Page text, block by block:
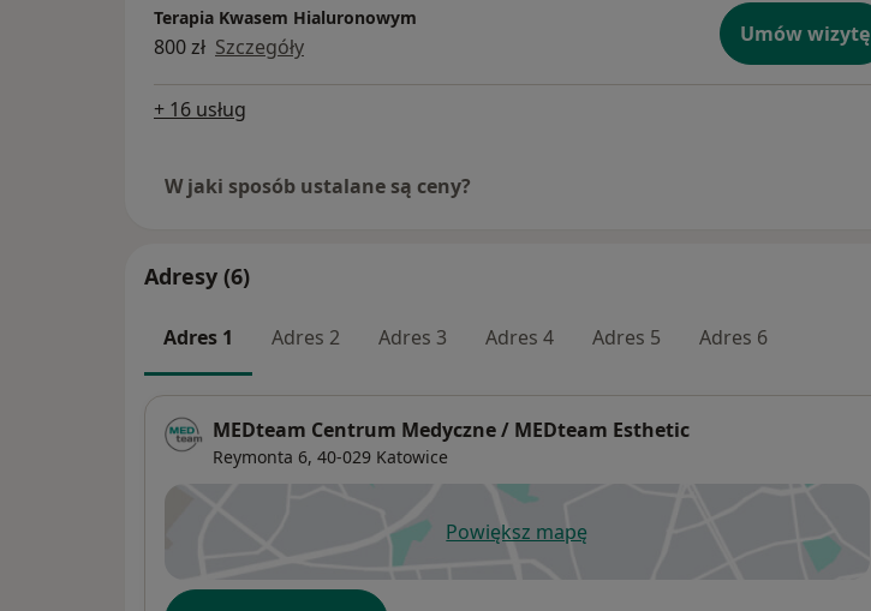
Terapia Kwasem Hialuronowym
800 zł Szczegóły Umów wizytę
+ 16 usług
W jaki sposób ustalane są ceny?
Adresy (6)
Adres 1 Adres 2 Adres 3 Adres 4 Adres 5 Adres 6
MEDteam Centrum Medyczne / MEDteam Esthetic
Reymonta 6, 40-029 Katowice
Powiększ mapęotwiera się w nowej karcie
Dostępność